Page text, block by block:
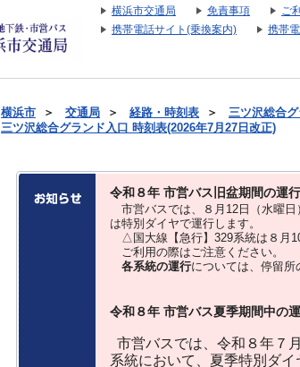
横浜市交通局 免責事項 ご
携帯電話サイト(乗換案内)
携帯
横浜市 ＞ 交通局 ＞ 経路・時刻表 ＞ 三ツ沢総合
三ツ沢総合グランド入口 時刻表(2026年7月27日改正)
令和８年 市営バス旧盆期間の運
市営バスでは、８⽉12⽇（水曜日
は特別ダイヤで運⾏します。
△国大線【急行】329系統は８月
ご利用の際はご注意ください。
各系統の運行については、停留所
令和８年 市営バス夏季期間中の
市営バスでは、令和８年７
系統において、夏季特別ダイ